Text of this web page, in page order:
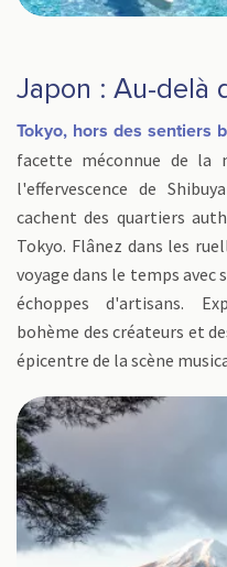
Japon : Au-delà
Tokyo, hors des sentiers
facette méconnue de la
l'effervescence de
cachent des quartiers
Tokyo. Flânez dans les
voyage dans le temps
échoppes d'artisans.
bohème des créateurs et
épicentre de la scène